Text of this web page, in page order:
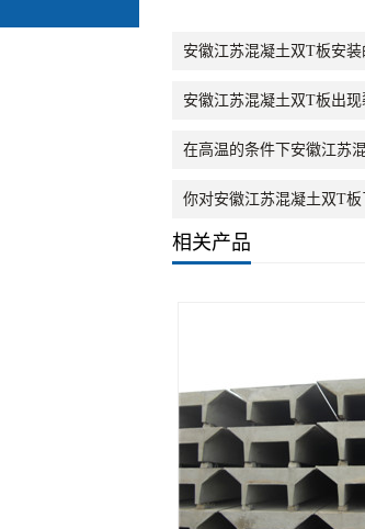
安徽江苏混凝土双T板安
安徽江苏混凝土双T板出现
在高温的条件下安徽江苏
你对安徽江苏混凝土双T
相关产品